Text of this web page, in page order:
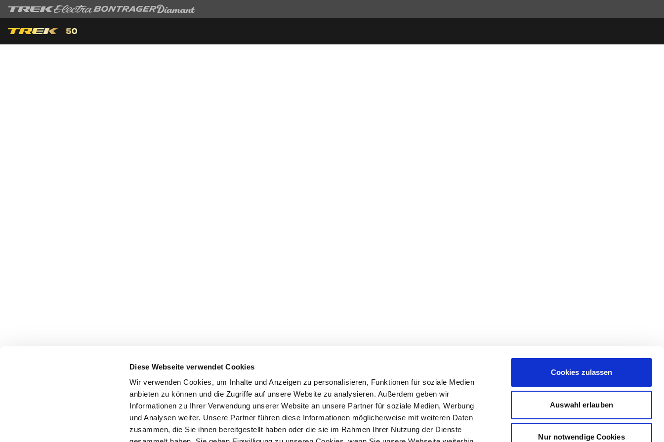
Diese Webseite verwendet Cookies
Wir verwenden Cookies, um Inhalte und Anzeigen zu personalisieren, Funktionen für soziale Medien
anbieten zu können und die Zugriffe auf unsere Website zu analysieren. Außerdem geben wir
Informationen zu Ihrer Verwendung unserer Website an unsere Partner für soziale Medien, Werbung
und Analysen weiter. Unsere Partner führen diese Informationen möglicherweise mit weiteren Daten
zusammen, die Sie ihnen bereitgestellt haben oder die sie im Rahmen Ihrer Nutzung der Dienste
Cookies zulassen
Auswahl erlauben
Nur notwendige Cookies